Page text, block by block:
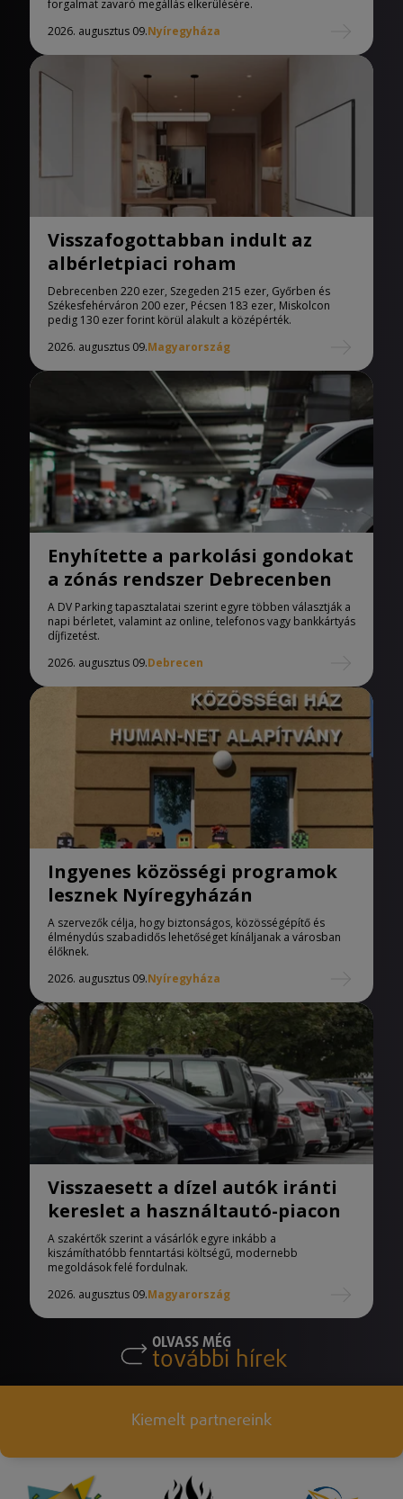
forgalmat zavaró megállás elkerülésére.
2026. augusztus 09.Nyíregyháza
Visszafogottabban indult az
albérletpiaci roham
Debrecenben 220 ezer, Szegeden 215 ezer, Győrben és
Székesfehérváron 200 ezer, Pécsen 183 ezer, Miskolcon
pedig 130 ezer forint körül alakult a középérték.
2026. augusztus 09.Magyarország
Enyhítette a parkolási gondokat
a zónás rendszer Debrecenben
A DV Parking tapasztalatai szerint egyre többen választják a
napi bérletet, valamint az online, telefonos vagy bankkártyás
díjfizetést.
2026. augusztus 09.Debrecen
Ingyenes közösségi programok
lesznek Nyíregyházán
A szervezők célja, hogy biztonságos, közösségépítő és
élménydús szabadidős lehetőséget kínáljanak a városban
élőknek.
2026. augusztus 09.Nyíregyháza
Visszaesett a dízel autók iránti
kereslet a használtautó-piacon
A szakértők szerint a vásárlók egyre inkább a
kiszámíthatóbb fenntartási költségű, modernebb
megoldások felé fordulnak.
2026. augusztus 09.Magyarország
OLVASS MÉG
további hírek
Kiemelt partnereink